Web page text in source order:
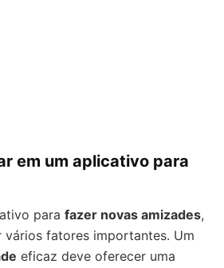
em um aplicativo para
para fazer novas amizades,
vários fatores importantes. Um
eficaz deve oferecer uma